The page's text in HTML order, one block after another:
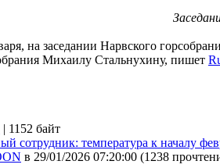
на заседании Нарвского
Михаилу Стальнухину, пишет
| 1152 байт
сотрудник: температура к началу
в 29/01/2026 07:20:00 (1238